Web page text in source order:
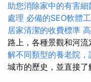
助您消除家中的有害細
處理 必備的SEO軟體
居家清潔的收費標準
路上，各種景觀和河流
解不同類型的養老院
城市的歷史，並直接了